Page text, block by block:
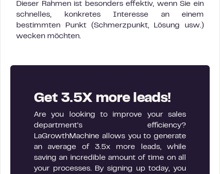
Dieser Rahmen ist besonders effektiv, wenn Sie ein
schnelles, konkretes Interesse an einem
bestimmten Punkt (Schmerzpunkt, Lösung usw.)
wecken möchten.
Get 3.5X more leads!
Are you looking to improve your sales
department’s efficiency?
LaGrowthMachine allows you to generate
an average of 3.5x more leads, while
saving an incredible amount of time on all
your processes. By signing up today, you